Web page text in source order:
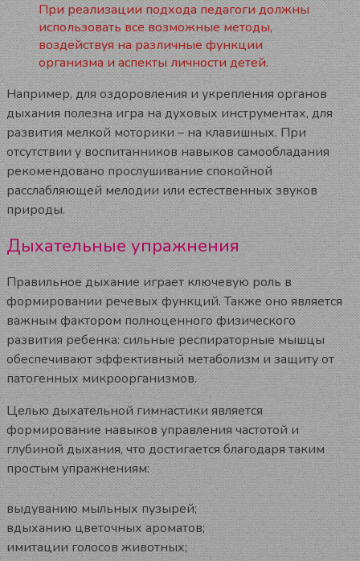
При реализации подхода педагоги должны
использовать все возможные методы,
воздействуя на различные функции
организма и аспекты личности детей.
Например, для оздоровления и укрепления органов
дыхания полезна игра на духовых инструментах, для
развития мелкой моторики – на клавишных. При
отсутствии у воспитанников навыков самообладания
рекомендовано прослушивание спокойной
расслабляющей мелодии или естественных звуков
природы.
Дыхательные упражнения
Правильное дыхание играет ключевую роль в
формировании речевых функций. Также оно является
важным фактором полноценного физического
развития ребенка: сильные респираторные мышцы
обеспечивают эффективный метаболизм и защиту от
патогенных микроорганизмов.
Целью дыхательной гимнастики является
формирование навыков управления частотой и
глубиной дыхания, что достигается благодаря таким
простым упражнениям:
выдуванию мыльных пузырей;
вдыханию цветочных ароматов;
имитации голосов животных;